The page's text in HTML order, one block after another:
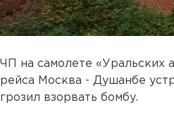
ЧП на самолете «Уральских
рейса Москва - Душанбе
грозил взорвать бомбу.